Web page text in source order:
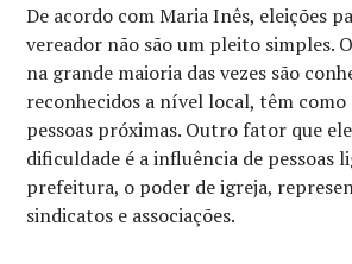
De acordo com Maria Inês, eleições
vereador não são um pleito simples.
na grande maioria das vezes são
reconhecidos a nível local, têm
pessoas próximas. Outro fator que
dificuldade é a influência de pessoas
prefeitura, o poder de igreja,
sindicatos e associações.